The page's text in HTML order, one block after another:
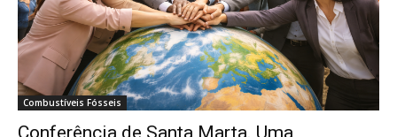
Combustíveis Fósseis
Conferência de Santa Marta. Uma